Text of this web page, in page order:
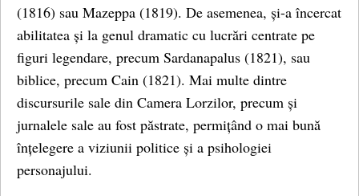
(1816) sau Mazeppa (1819). De asemenea, și-a încercat
abilitatea și la genul dramatic cu lucrări centrate pe
figuri legendare, precum Sardanapalus (1821), sau
biblice, precum Cain (1821). Mai multe dintre
discursurile sale din Camera Lorzilor, precum și
jurnalele sale au fost păstrate, permițând o mai bună
înțelegere a viziunii politice și a psihologiei
personajului.